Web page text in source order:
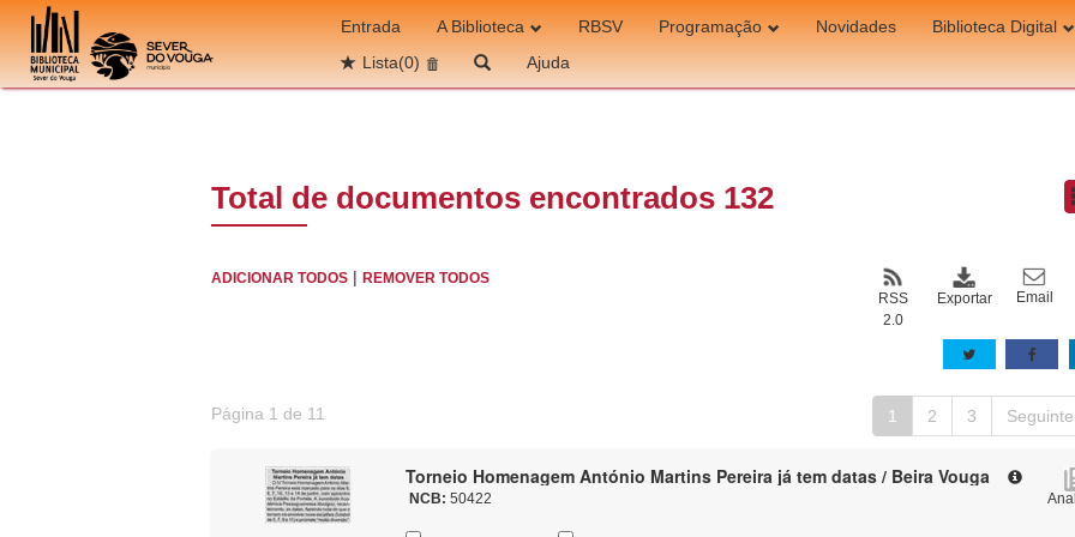
Ir para o conteúdo
Entrada A Biblioteca RBSV Programação Novidades
Biblioteca Digital
Lista(0) Ajuda
Total de documentos encontrados 132
ADICIONAR TODOS |REMOVER TODOS
Email
Exportar
RSS
2.0
Página 1 de 11 1 2 3 Seguinte
Torneio Homenagem António Martins Pereira já tem datas / Beira Vouga
NCB:50422